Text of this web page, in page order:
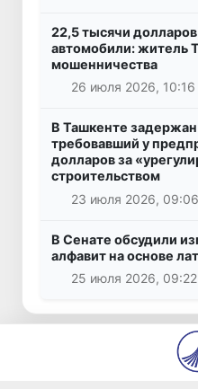
22,5 тысячи
автомобили: житель
мошенничества
26 июля 2026, 10:16
В Ташкенте
требовавший у
долларов за
строительством
23 июля 2026, 09:06
В Сенате обсудили
алфавит на основе
25 июля 2026, 09:22